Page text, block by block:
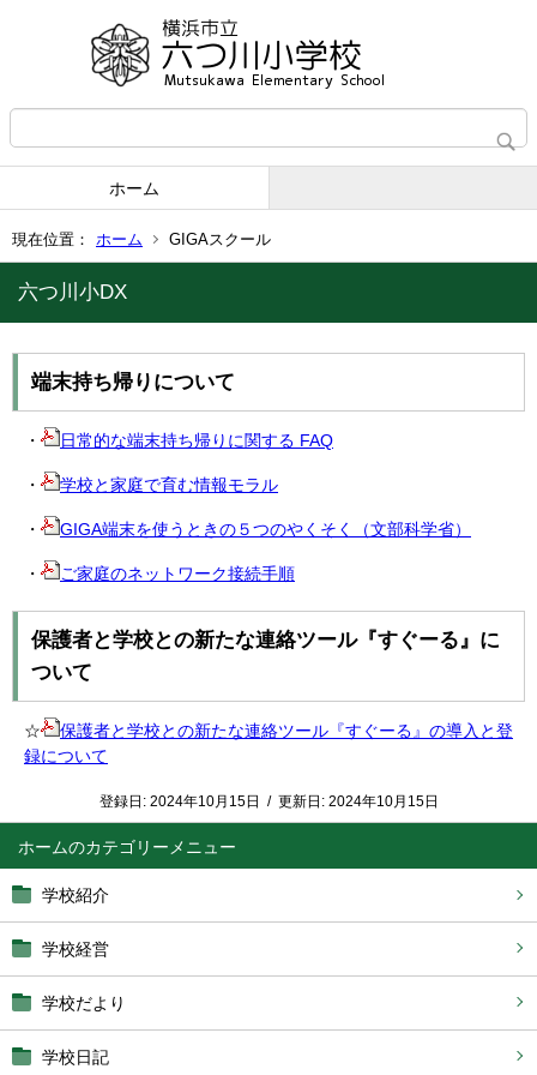
ホーム
現在位置： ホーム GIGAスクール
ホーム
学校紹介
学校経営
学校だより
学校日記
六つ川小DX
端末持ち帰りについて
・ 日常的な端末持ち帰りに関する FAQ
・ 学校と家庭で育む情報モラル
・ GIGA端末を使うときの５つのやくそく（文部科学省）
・ ご家庭のネットワーク接続手順
保護者と学校との新たな連絡ツール『すぐーる』に
ついて
☆
保護者と学校との新たな連絡ツール『すぐーる』の導入と登
録について
登録日: 2024年10月15日 / 更新日: 2024年10月15日